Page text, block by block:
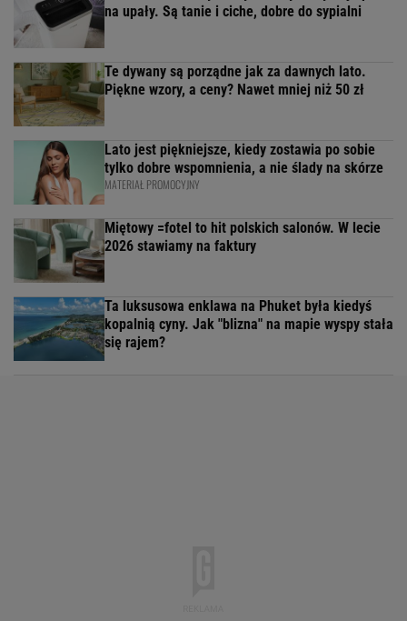
na upały. Są tanie i ciche, dobre do sypialni
Te dywany są porządne jak za dawnych lato.
Piękne wzory, a ceny? Nawet mniej niż 50 zł
Lato jest piękniejsze, kiedy zostawia po sobie
tylko dobre wspomnienia, a nie ślady na skórze
MATERIAŁ PROMOCYJNY
Miętowy =fotel to hit polskich salonów. W lecie
2026 stawiamy na faktury
Ta luksusowa enklawa na Phuket była kiedyś
kopalnią cyny. Jak "blizna" na mapie wyspy stała
się rajem?